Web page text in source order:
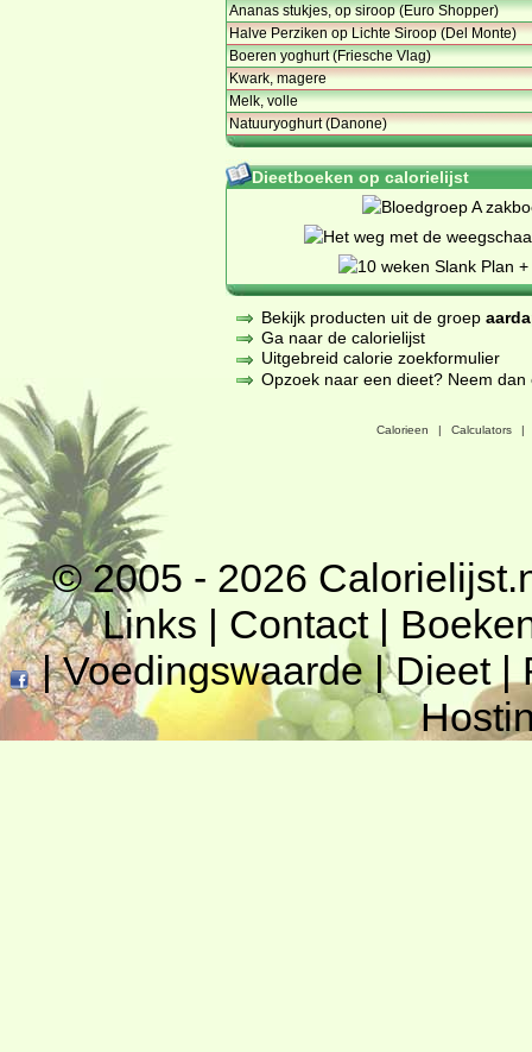
Ananas stukjes, op siroop (Euro Shopper)
Halve Perziken op Lichte Siroop (Del Monte)
Boeren yoghurt (Friesche Vlag)
Kwark, magere
Melk, volle
Natuuryoghurt (Danone)
Dieetboeken op calorielijst
Bekijk producten uit de groep
Ga naar de calorielijst
Uitgebreid calorie zoekformulier
Opzoek naar een dieet? Neem
Calorieen | Calculators |
© 2005 - 2026
Links | Contact|
|Voedingswaarde|Dieet|